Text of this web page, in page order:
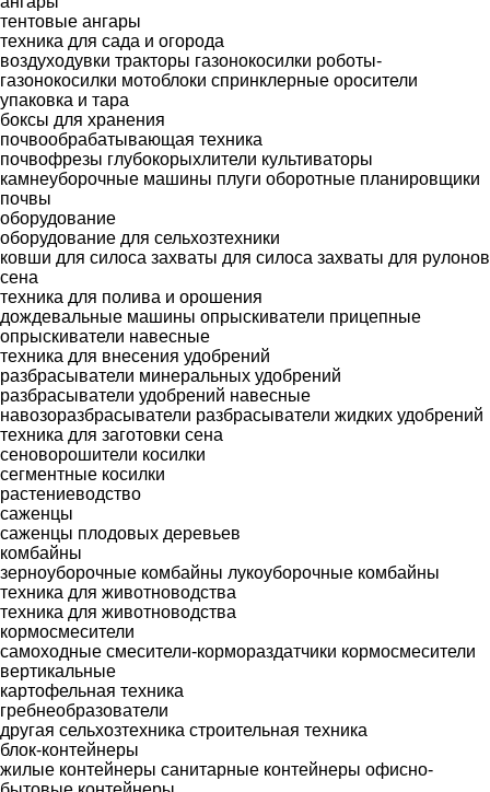
тентовые ангары
техника для сада и огорода
воздуходувки тракторы газонокосилки роботы-
газонокосилки мотоблоки спринклерные оросители
упаковка и тара
боксы для хранения
почвообрабатывающая техника
почвофрезы глубокорыхлители культиваторы
камнеуборочные машины плуги оборотные планировщики
почвы
оборудование
оборудование для сельхозтехники
ковши для силоса захваты для силоса захваты для рулонов
сена
техника для полива и орошения
дождевальные машины опрыскиватели прицепные
опрыскиватели навесные
техника для внесения удобрений
разбрасыватели минеральных удобрений
разбрасыватели удобрений навесные
навозоразбрасыватели разбрасыватели жидких удобрений
техника для заготовки сена
сеноворошители косилки
сегментные косилки
растениеводство
саженцы
саженцы плодовых деревьев
комбайны
зерноуборочные комбайны лукоуборочные комбайны
техника для животноводства
техника для животноводства
кормосмесители
самоходные смесители-кормораздатчики кормосмесители
вертикальные
картофельная техника
гребнеобразователи
другая сельхозтехника строительная техника
блок-контейнеры
жилые контейнеры санитарные контейнеры офисно-